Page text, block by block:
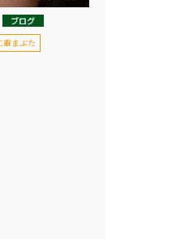
重まぶた